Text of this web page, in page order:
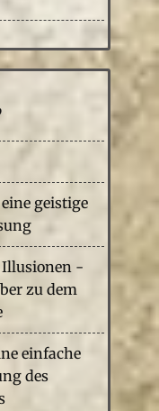
geistige
-
zu dem
einfache
des